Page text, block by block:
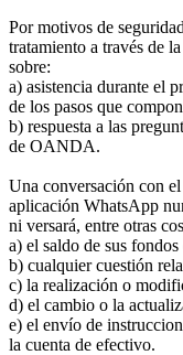
Por motivos de
tratamiento a través de
sobre:
a) asistencia durante el
de los pasos que
b) respuesta a las
de OANDA.
Una conversación con
aplicación WhatsApp
ni versará, entre otras
a) el saldo de sus
b) cualquier cuestión
c) la realización o
d) el cambio o la
e) el envío de
la cuenta de efectivo.